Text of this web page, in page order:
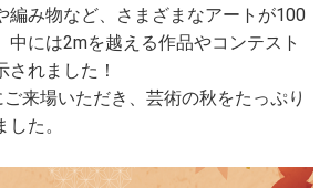
編み物など、さまざまなアートが100
中には2mを越える作品やコンテスト
されました！
来場いただき、芸術の秋をたっぷり
た。